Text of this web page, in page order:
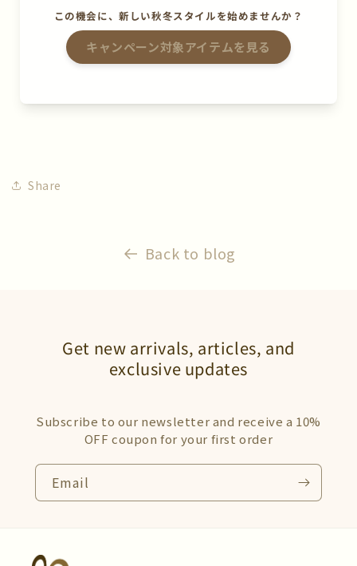
この機会に、新しい秋冬スタイルを始めませんか？
キャンペーン対象アイテムを見る
Share
Back to blog
Get new arrivals, articles, and
exclusive updates
Subscribe to our newsletter and receive a 10%
OFF coupon for your first order
Email